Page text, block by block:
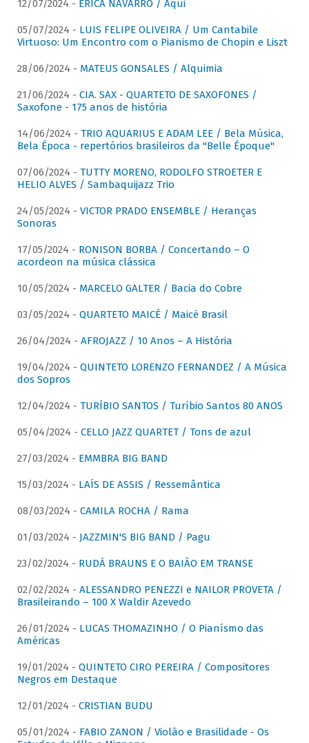
12/07/2024 - ERICA NAVARRO / Aqui
05/07/2024 - LUIS FELIPE OLIVEIRA / Um Cantabile
Virtuoso: Um Encontro com o Pianismo de Chopin e Liszt
28/06/2024 - MATEUS GONSALES / Alquimia
21/06/2024 - CIA. SAX - QUARTETO DE SAXOFONES /
Saxofone - 175 anos de história
14/06/2024 - TRIO AQUARIUS E ADAM LEE / Bela Música,
Bela Época - repertórios brasileiros da "Belle Époque"
07/06/2024 - TUTTY MORENO, RODOLFO STROETER E
HELIO ALVES / Sambaquijazz Trio
24/05/2024 - VICTOR PRADO ENSEMBLE / Heranças
Sonoras
17/05/2024 - RONISON BORBA / Concertando – O
acordeon na música clássica
10/05/2024 - MARCELO GALTER / Bacia do Cobre
03/05/2024 - QUARTETO MAICÉ / Maicé Brasil
26/04/2024 - AFROJAZZ / 10 Anos – A História
19/04/2024 - QUINTETO LORENZO FERNANDEZ / A Música
dos Sopros
12/04/2024 - TURÍBIO SANTOS / Turíbio Santos 80 ANOS
05/04/2024 - CELLO JAZZ QUARTET / Tons de azul
27/03/2024 - EMMBRA BIG BAND
15/03/2024 - LAÍS DE ASSIS / Ressemântica
08/03/2024 - CAMILA ROCHA / Rama
01/03/2024 - JAZZMIN'S BIG BAND / Pagu
23/02/2024 - RUDÁ BRAUNS E O BAIÃO EM TRANSE
02/02/2024 - ALESSANDRO PENEZZI e NAILOR PROVETA /
Brasileirando – 100 X Waldir Azevedo
26/01/2024 - LUCAS THOMAZINHO / O Pianísmo das
Américas
19/01/2024 - QUINTETO CIRO PEREIRA / Compositores
Negros em Destaque
12/01/2024 - CRISTIAN BUDU
05/01/2024 - FABIO ZANON / Violão e Brasilidade - Os